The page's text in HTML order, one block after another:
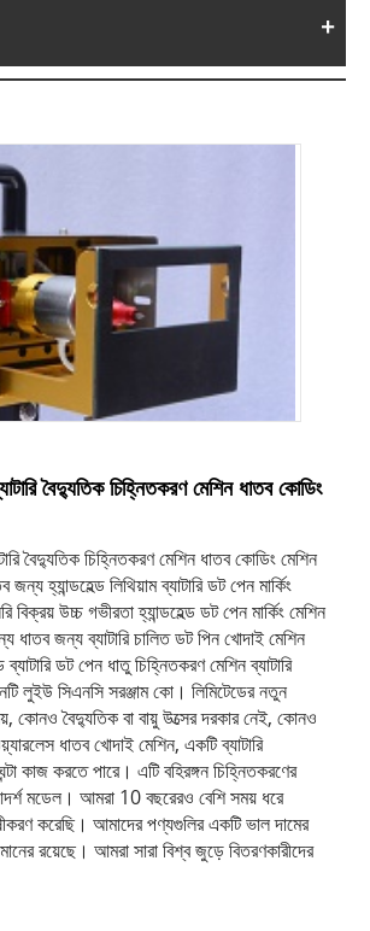
বৈদ্যুতিক চিহ্নিতকরণ মেশিন ধাতব কোডিং
বৈদ্যুতিক চিহ্নিতকরণ মেশিন ধাতব কোডিং মেশিন
হ্যান্ডহেল্ড লিথিয়াম ব্যাটারি ডট পেন মার্কিং
বিক্রয় উচ্চ গভীরতা হ্যান্ডহেল্ড ডট পেন মার্কিং মেশিন
জন্য ব্যাটারি চালিত ডট পিন খোদাই মেশিন
ব্যাটারি ডট পেন ধাতু চিহ্নিতকরণ মেশিন ব্যাটারি
লুইউ সিএনসি সরঞ্জাম কো। লিমিটেডের নতুন
কোনও বৈদ্যুতিক বা বায়ু উত্সের দরকার নেই, কোনও
ধাতব খোদাই মেশিন, একটি ব্যাটারি
কাজ করতে পারে। এটি বহিরঙ্গন চিহ্নিতকরণের
মডেল। আমরা 10 বছরেরও বেশি সময় ধরে
করেছি। আমাদের পণ্যগুলির একটি ভাল দামের
রয়েছে। আমরা সারা বিশ্ব জুড়ে বিতরণকারীদের